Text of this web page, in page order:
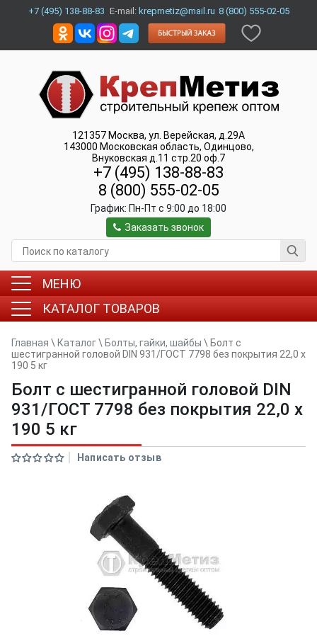
+7 (495) 138-88-83 E-mail: krepmetiz@mail.ru 8 (800) 555-02-05
121357 Москва, ул. Верейская, д.29А
143000 Московская область, Одинцово,
Внуковская д.11 стр.20 оф.7
+7 (495) 138-88-83
8 (800) 555-02-05
График: Пн-Пт c 9:00 до 18:00
Заказать звонок
МЕНЮ
КАТАЛОГ ТОВАРОВ
Главная \ Каталог\ Болты, гайки, шайбы \ Болт с
шестигранной головой DIN 931/ГОСТ 7798 без покрытия 22,0 х
190 5 кг
Болт с шестигранной головой DIN
931/ГОСТ 7798 без покрытия 22,0 х
190 5 кг
Написать отзыв